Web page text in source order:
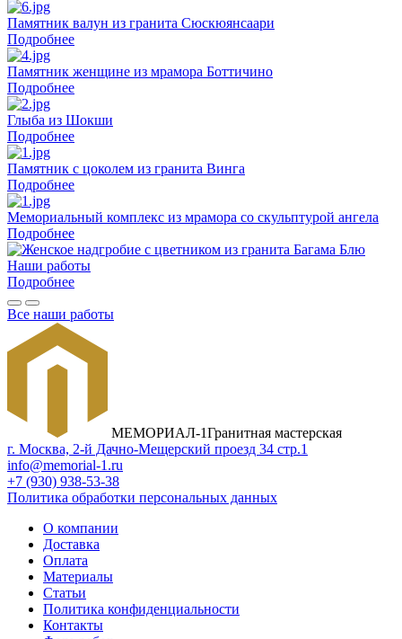
Памятник валун из гранита Сюскюянсаари
Подробнее
Памятник женщине из мрамора Боттичино
Подробнее
Глыба из Шокши
Подробнее
Памятник с цоколем из гранита Винга
Подробнее
Мемориальный комплекс из мрамора со скульптурой ангела
Подробнее
Наши работы
Подробнее
Все наши работы
МЕМОРИАЛ-1Гранитная мастерская
г. Москва, 2-й Дачно-Мещерский проезд 34 стр.1
info@memorial-1.ru
+7 (930) 938-53-38
Политика обработки персональных данных
О компании
Доставка
Оплата
Материалы
Статьи
Политика конфиденциальности
Контакты